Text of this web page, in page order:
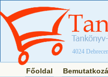
4024
Főoldal